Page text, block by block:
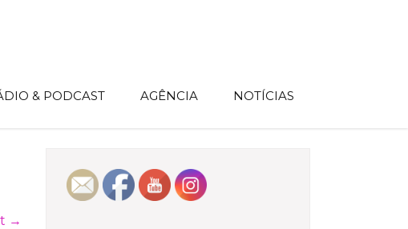
& PODCAST AGÊNCIA NOTÍCIAS
→